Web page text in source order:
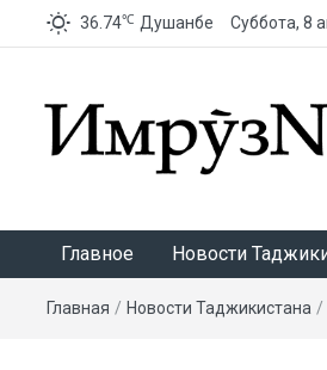
36.74℃ Душанбе Суббота, 8
Главное Новости
Главная / Новости Таджикистана /